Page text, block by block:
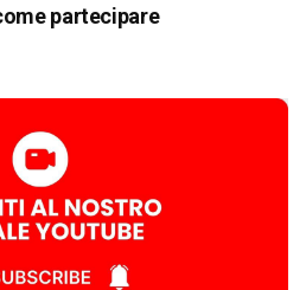
partecipare